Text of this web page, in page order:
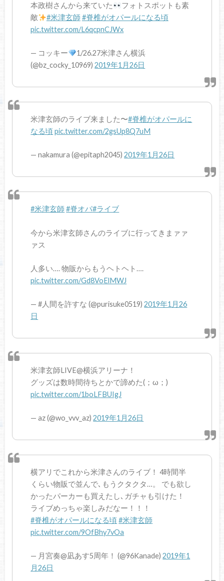
本政樹さんから来ていた
フォトスポットも素
敵
#米津玄師 #脊椎がオパールになる頃
pic.twitter.com/L6qcpnCJWx
— コッキー
1/26.27米津さん横浜
(@bz_cocky_10969)2019年1月26日
米津玄師のライブ来ました〜#脊椎がオパールに
なる頃pic.twitter.com/2gsUp8Q7uM
— nakamura (@epitaph2045)2019年1月26日
#米津玄師 #脊オパ#ライブ
今から米津玄師さんのライブに行ってきまァァ
ァス
人多い…. 物販からもうヘトヘト….
pic.twitter.com/Gd8VoElMWJ
— #人間を許すな (@purisuke0519)2019年1月26
日
米津玄師LIVE@横浜アリーナ！
グッズは数時間待ちとかで諦めた(；ω；)
pic.twitter.com/1boLFBUIgJ
— az (@wo_vvv_az)2019年1月26日
横アリでこれから米津さんのライブ！ 4時間半
くらい物販で並んで､もうクタクタ…。 でも欲し
かったパーカーも買えたし､ガチャも引けた！
ライブめっちゃ楽しみだなー！！！
#脊椎がオパールになる頃#米津玄師
pic.twitter.com/9OfBhy7vOa
— 月宮奏@凪あす5周年！ (@96Kanade)2019年1
月26日